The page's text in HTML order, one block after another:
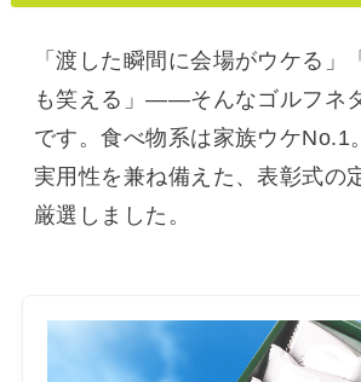
「渡した瞬間に会場がウケる」
も笑える」——そんなゴルフネ
です。食べ物系は家族ウケNo.1
実用性を兼ね備えた、表彰式の
厳選しました。